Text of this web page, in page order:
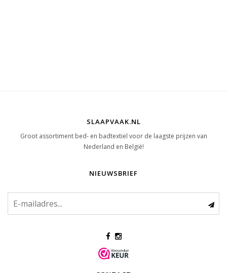
SLAAPVAAK.NL
Groot assortiment bed- en badtextiel voor de laagste prijzen van
Nederland en België!
NIEUWSBRIEF